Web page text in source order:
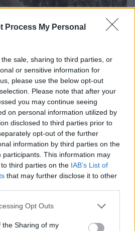
Process My Personal
sale, sharing to third parties, or
or sensitive information for
please use the below opt-out
Please note that after your
you may continue seeing
on personal information utilized by
disclosed to third parties prior to
opt-out of the further
information by third parties on the
participants. This information may
third parties on the IAB’s List of
that may further disclose it to other
app uses one or more Google
usage behaviour. You may click to
Opt Outs
the Sharing of my
Ο ερευνητής που
του μικρού σκυλιού με
δεν επενέβη, όταν το